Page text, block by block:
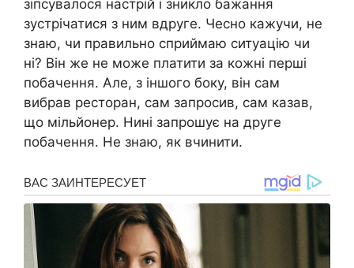
зіпсувалося настрій і зникло бажання
зустрічатися з ним вдруге. Чесно кажучи, не
знаю, чи правильно сприймаю ситуацію чи
ні? Він же не може платити за кожні перші
побачення. Але, з іншого боку, він сам
вибрав ресторан, сам запросив, сам казав,
що мільйонер. Нині запрошує на друге
побачення. Не знаю, як вчинити.